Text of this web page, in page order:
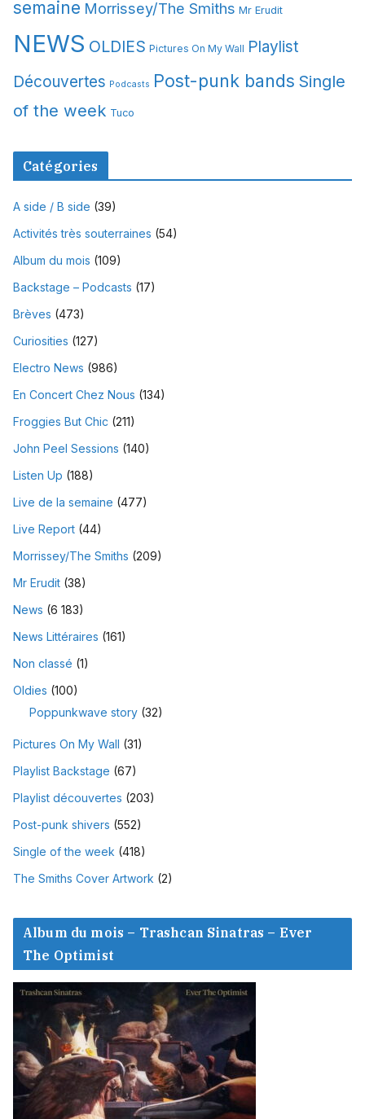
semaine Morrissey/The Smiths Mr Erudit
NEWS OLDIES Pictures On My Wall Playlist
Découvertes Podcasts Post-punk bands Single
of the week Tuco
Catégories
A side / B side (39)
Activités très souterraines (54)
Album du mois (109)
Backstage – Podcasts (17)
Brèves (473)
Curiosities (127)
Electro News (986)
En Concert Chez Nous (134)
Froggies But Chic (211)
John Peel Sessions (140)
Listen Up (188)
Live de la semaine (477)
Live Report (44)
Morrissey/The Smiths (209)
Mr Erudit (38)
News (6 183)
News Littéraires (161)
Non classé (1)
Oldies (100)
Poppunkwave story (32)
Pictures On My Wall (31)
Playlist Backstage (67)
Playlist découvertes (203)
Post-punk shivers (552)
Single of the week (418)
The Smiths Cover Artwork (2)
Album du mois – Trashcan Sinatras – Ever
The Optimist